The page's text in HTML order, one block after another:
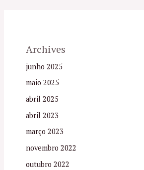
Archives
junho 2025
maio 2025
abril 2025
abril 2023
março 2023
novembro 2022
outubro 2022